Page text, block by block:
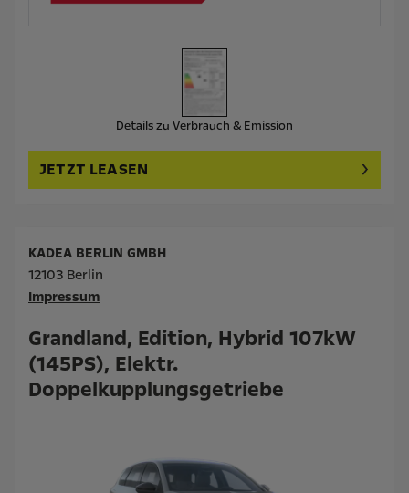
Details zu Verbrauch & Emission
JETZT LEASEN
Grandland, Edition, Hybrid 107kW
(145PS), Elektr.
Doppelkupplungsgetriebe
KADEA BERLIN GMBH
12103 Berlin
Impressum